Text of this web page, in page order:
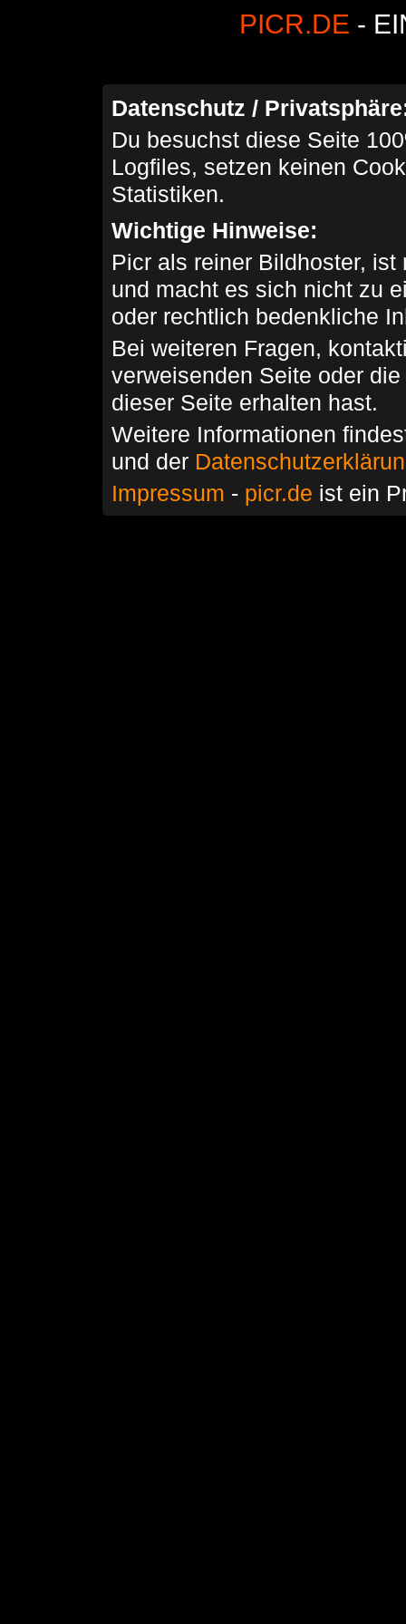
PICR.DE -
Datenschutz /
Du besuchst diese Seite
Logfiles, setzen keinen
Statistiken.
Wichtige Hinweise:
Picr als reiner Bildhoster,
und macht es sich nicht zu
oder rechtlich bedenkliche
Bei weiteren Fragen,
verweisenden Seite oder
dieser Seite erhalten hast.
Weitere Informationen
und der
Impressum - picr.de ist ein